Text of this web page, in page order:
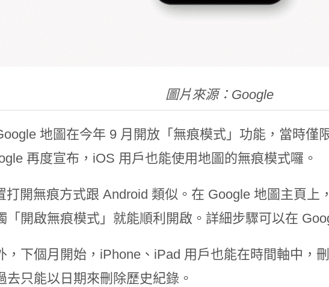
圖片來源：Google
地圖在今年 9 月開放「無痕模式」功能，當時僅
再度宣布，iOS 用戶也能使用地圖的無痕模式囉。
打開無痕方式跟 Android 類似。在 Google 地圖主頁上
「開啟無痕模式」就能順利開啟。詳細步驟可以在
，下個月開始，iPhone、iPad 用戶也能在時間軸中，
去只能以日期來刪除歷史紀錄。